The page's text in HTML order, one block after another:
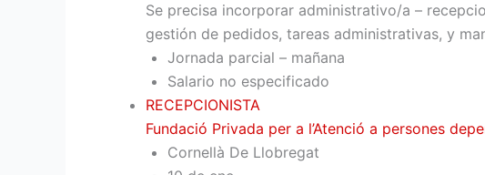
Se precisa incorporar administrativo/a –
gestión de pedidos, tareas administrativas, y
Jornada parcial – mañana
Salario no especificado
RECEPCIONISTA
Fundació Privada per a l’Atenció a persones
Cornellà De Llobregat